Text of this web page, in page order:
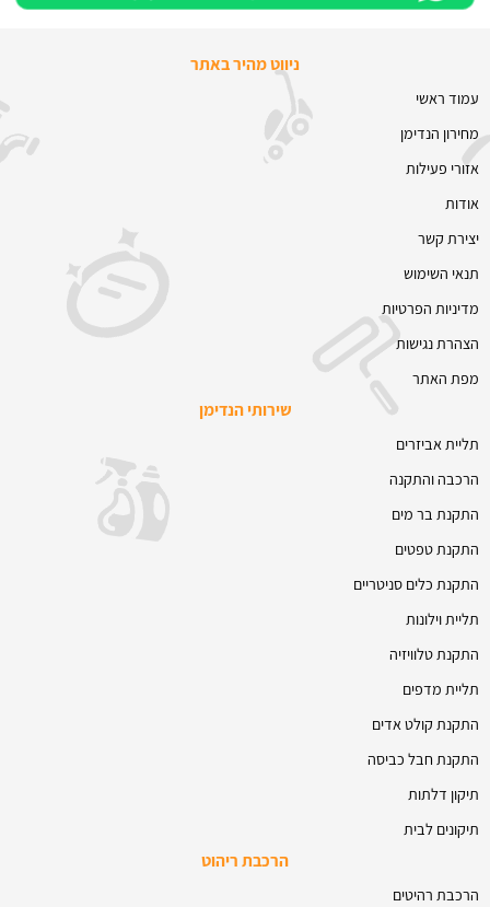
ניווט מהיר באתר
עמוד ראשי
מחירון הנדימן
אזורי פעילות
אודות
יצירת קשר
תנאי השימוש
מדיניות הפרטיות
הצהרת נגישות
מפת האתר
שירותי הנדימן
תליית אביזרים
הרכבה והתקנה
התקנת בר מים
התקנת טפטים
התקנת כלים סניטריים
תליית וילונות
התקנת טלוויזיה
תליית מדפים
התקנת קולט אדים
התקנת חבל כביסה
תיקון דלתות
תיקונים לבית
הרכבת ריהוט
הרכבת רהיטים